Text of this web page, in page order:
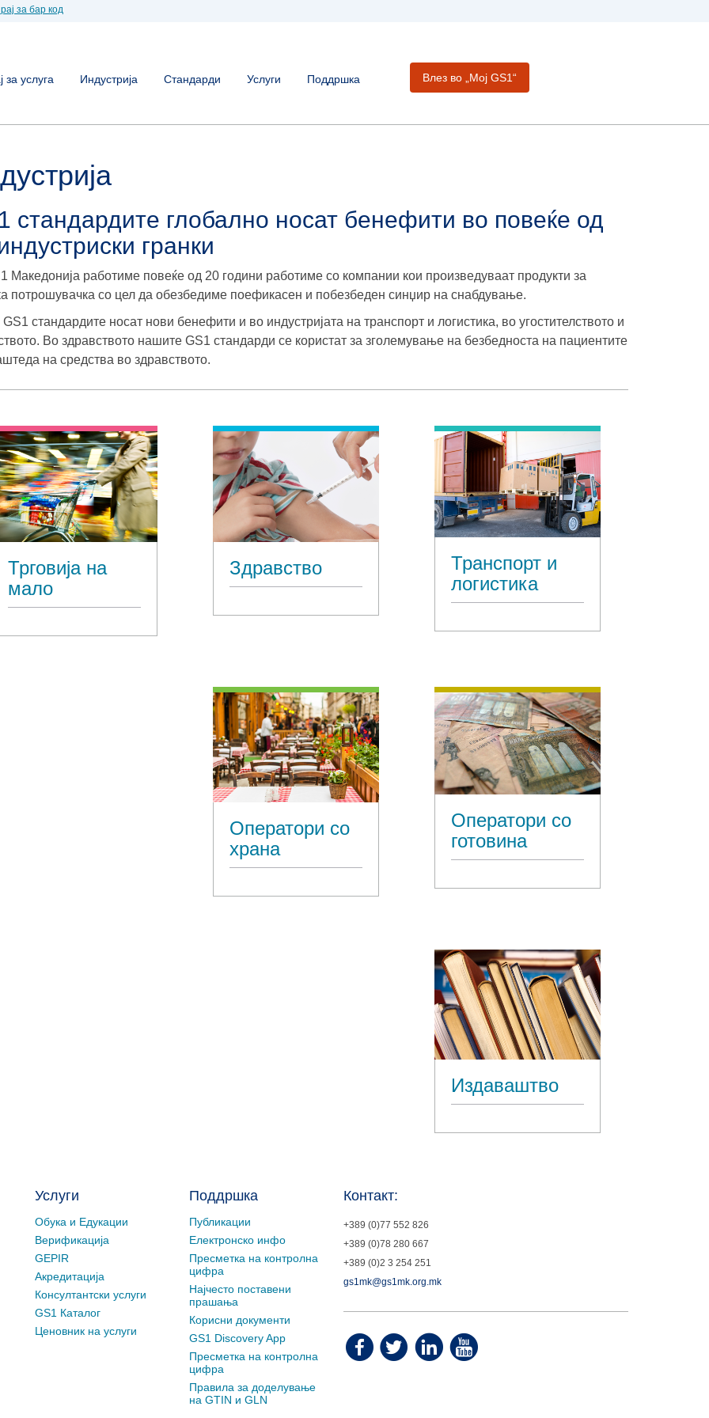
за бар код
за услуга Индустрија Стандарди Услуги Поддршка Влез во „Moj GS1“
стандардите глобално носат бенефити во повеќе од
гранки
Македонија работиме повеќе од 20 години работиме со компании кои произведуваат продукти за
потрошувачка со цел да обезбедиме поефикасен и побезбеден синџир на снабдување.
стандардите носат нови бенефити и во индустријата на транспорт и логистика, во угостителството и
Во здравството нашите GS1 стандарди се користат за зголемување на безбедноста на пациентите
на средства во здравството.
Трговија на
мало
Здравство
Транспорт и
логистика
Оператори со
храна
Оператори со
готовина
Издаваштво
Услуги
Обука и Едукации
Верификација
GEPIR
Акредитација
Консултантски услуги
GS1 Каталог
Ценовник на услуги
Поддршка
Публикации
Електронско инфо
Пресметка на контролна
цифра
Најчесто поставени
прашања
Корисни документи
GS1 Discovery App
Пресметка на контролна
цифра
Правила за доделување
на GTIN и GLN
Контакт:
+389 (0)77 552 826
+389 (0)78 280 667
+389 (0)2 3 254 251
gs1mk@gs1mk.org.mk